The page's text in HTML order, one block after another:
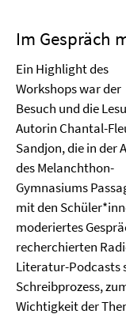
Im Gespräch
Ein Highlight des
Workshops war der
Besuch und die
Autorin Chantal-
Sandjon, die in der
des Melanchthon-
Gymnasiums
mit den
moderiertes
recherchierten
Literatur-Podcasts
Schreibprozess,
Wichtigkeit der